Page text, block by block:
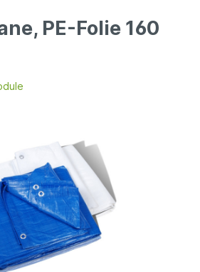
PE-Folie 160